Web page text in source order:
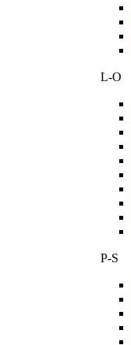
L-O
P-S